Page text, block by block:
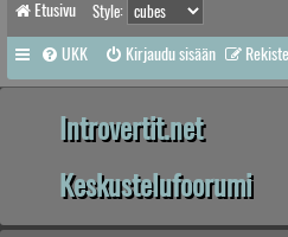
Etusivu Style:
UKK Kirjaudu sisään
Introvertit.net
Keskustelufoorumi